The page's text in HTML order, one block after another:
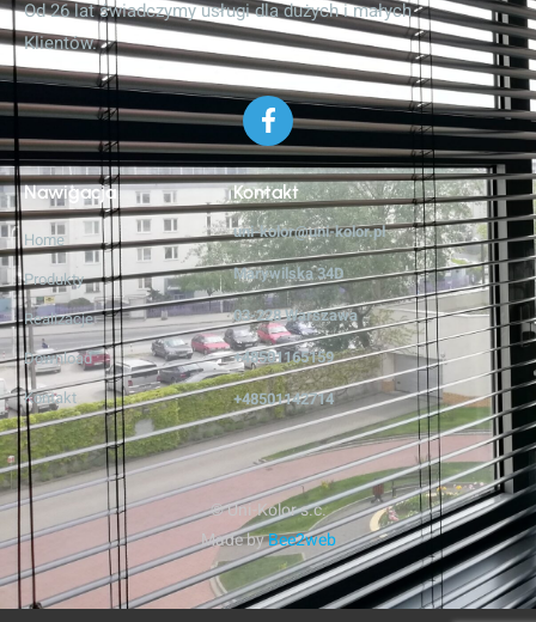
Od 26 lat świadczymy usługi dla dużych i małych
Klientów.
Nawigacja
Home
Produkty
Realizacje
Download
Kontakt
Kontakt
uni-kolor@uni-kolor.pl
Marywilska 34D
03-228 Warszawa
+48501165159
+48501142714
© Uni-Kolor s.c.
Made byBee2web